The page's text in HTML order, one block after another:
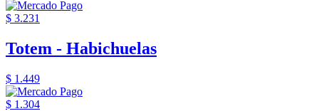
$ 3.231
Totem - Habichuelas
$ 1.449
$ 1.304